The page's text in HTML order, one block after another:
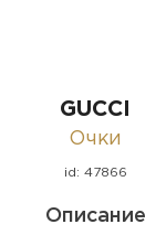
GUCCI
Очки
id: 47866
Описание